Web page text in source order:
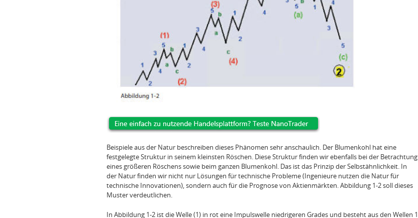
Beispiele aus der Natur beschreiben dieses Phänomen sehr anschaulich. Der Blumenkohl hat eine
festgelegte Struktur in seinem kleinsten Röschen. Diese Struktur finden wir ebenfalls bei der Betrachtung
eines größeren Röschens sowie beim ganzen Blumenkohl. Das ist das Prinzip der Selbstähnlichkeit. In
der Natur finden wir nicht nur Lösungen für technische Probleme (Ingenieure nutzen die Natur für
technische Innovationen), sondern auch für die Prognose von Aktienmärkten. Abbildung 1-2 soll dieses
Muster verdeutlichen.
In Abbildung 1-2 ist die Welle (1) in rot eine Impulswelle niedrigeren Grades und besteht aus den Wellen 1